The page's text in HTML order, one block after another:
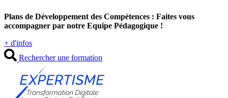
au
contenu
Plans de Développement des Compétences : Faites vous
accompagner par notre Equipe Pédagogique !
+ d'infos
Rechercher une formation